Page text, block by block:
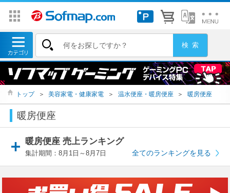
トップ ＞ 美容家電・健康家電 ＞ 温水便座・暖房便座 ＞ 暖房便座
暖房便座
暖房便座 売上ランキング
集計期間：8月1日～8月7日 全てのランキングを見る